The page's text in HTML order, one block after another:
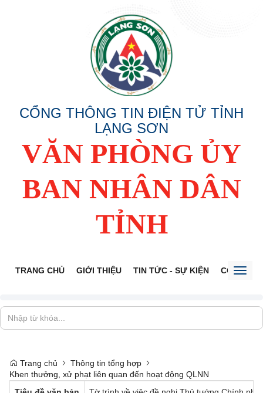
CỔNG THÔNG TIN ĐIỆN TỬ TỈNH
LẠNG SƠN
VĂN PHÒNG ỦY
BAN NHÂN DÂN
TỈNH
TRANG CHỦ GIỚI THIỆU TIN TỨC - SỰ KIỆN CỔNG
Trang chủ
Thông tin tổng hợp
Khen thưởng, xử phạt liên quan đến hoạt động QLNN